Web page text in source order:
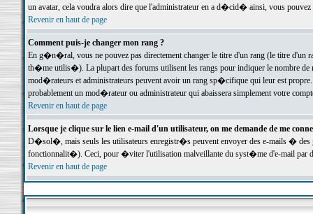
un avatar, cela voudra alors dire que l'administrateur en a d�cid� ainsi, vous
Revenir en haut de page
Comment puis-je changer mon rang ?
En g�n�ral, vous ne pouvez pas directement changer le titre d'un rang (le titre d'un
th�me utilis�). La plupart des forums utilisent les rangs pour indiquer le nombre de
mod�rateurs et administrateurs peuvent avoir un rang sp�cifique qui leur est
probablement un mod�rateur ou administrateur qui abaissera simplement votre
Revenir en haut de page
Lorsque je clique sur le lien e-mail d'un utilisateur, on me demande de me
D�sol�, mais seuls les utilisateurs enregistr�s peuvent envoyer des e-mails �
fonctionnalit�). Ceci, pour �viter l'utilisation malveillante du syst�me d'e-mail par
Revenir en haut de page